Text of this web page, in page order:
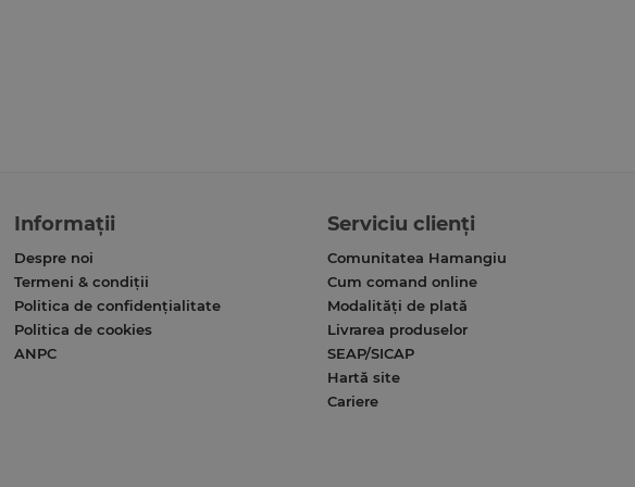
Informații
Despre noi
Termeni & condiții
Politica de confidențialitate
Politica de cookies
ANPC
Serviciu clienți
Comunitatea Hamangiu
Cum comand online
Modalități de plată
Livrarea produselor
SEAP/SICAP
Hartă site
Cariere